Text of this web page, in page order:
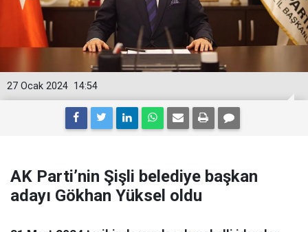
14:54
27 Ocak 2024
AK Parti’nin Şişli belediye başkan
adayı Gökhan Yüksel oldu